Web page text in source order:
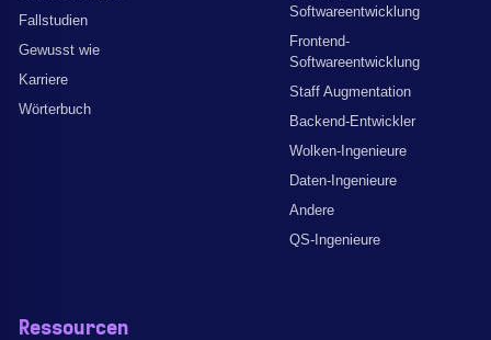
Fallstudien
Gewusst wie
Karriere
Wörterbuch
Softwareentwicklung
Frontend-
Softwareentwicklung
Staff Augmentation
Backend-Entwickler
Wolken-Ingenieure
Daten-Ingenieure
Andere
QS-Ingenieure
Ressourcen